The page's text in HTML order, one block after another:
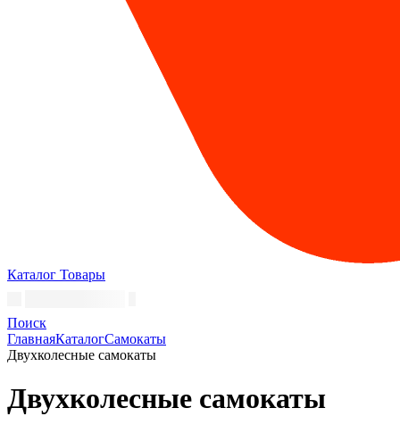
Каталог Товары
Поиск
ГлавнаяКаталогСамокаты
Двухколесные самокаты
Двухколесные самокаты